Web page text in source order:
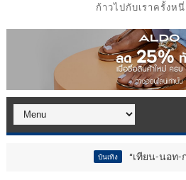
ก้าวไปกับเราครั้งห
“เทียน-นอท-กอล์ฟ-จำลอ